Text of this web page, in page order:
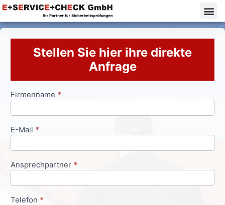
Stellen Sie hier ihre direkte
Anfrage
Anfrageformular
Firmenname *
E-Mail *
Ansprechpartner *
Telefon *